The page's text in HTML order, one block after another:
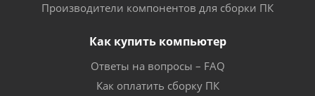
Производители компонентов для сборки ПК
Как купить компьютер
Ответы на вопросы – FAQ
Как оплатить сборку ПК